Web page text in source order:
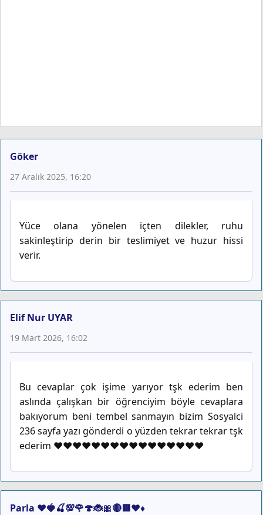
Göker
27 Aralık 2025, 16:20
Yüce olana yönelen içten dilekler, ruhu
sakinleştirip derin bir teslimiyet ve huzur hissi
verir.
Elif Nur UYAR
19 Mart 2026, 16:02
Bu cevaplar çok işime yarıyor tşk ederim ben
aslında çalışkan bir öğrenciyim böyle cevaplara
bakıyorum beni tembel sanmayın bizim Sosyalci
236 sayfa yazı gönderdi o yüzden tekrar tekrar tşk
ederim ❤❤❤❤❤❤❤❤❤❤♥️♥️♥️♥️♥️♥️
Parla ❤️🍓🍒💯🌹🍄🐞🎀🔴🟥♥️♦️